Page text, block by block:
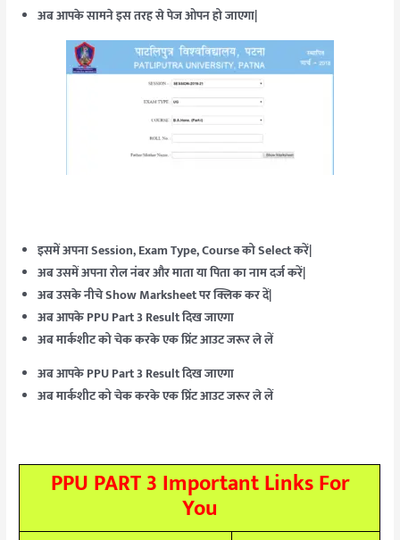
अब आपके सामने इस तरह से पेज ओपन हो जाएगा|
इसमें अपना Session, Exam Type, Course को Select करें|
अब उसमें अपना रोल नंबर और माता या पिता का नाम दर्ज करें|
अब उसके नीचे Show Marksheet पर क्लिक कर दें|
अब आपके PPU Part 3 Result दिख जाएगा
अब मार्कशीट को चेक करके एक प्रिंट आउट जरूर ले लें
अब आपके PPU Part 3 Result दिख जाएगा
अब मार्कशीट को चेक करके एक प्रिंट आउट जरूर ले लें
PPU PART 3 Important Links For
You